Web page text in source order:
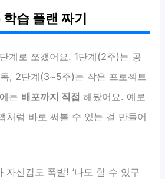
습 플랜 짜기
계로 쪼갰어요. 1단계(2주)는 공
, 2단계(3~5주)는 작은 프로젝트
는 배포까지 직접 해봤어요. 예로
처럼 바로 써볼 수 있는 걸 만들어
자신감도 폭발! ‘나도 할 수 있구